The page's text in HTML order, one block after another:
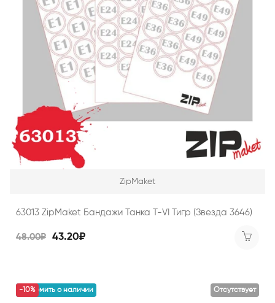
ZipMaket
63013 ZipMaket Бандажи Танка T-VI Тигр (Звезда 3646)
48.00₽ 43.20₽
Отсутствует
уведомить о наличии
-10%